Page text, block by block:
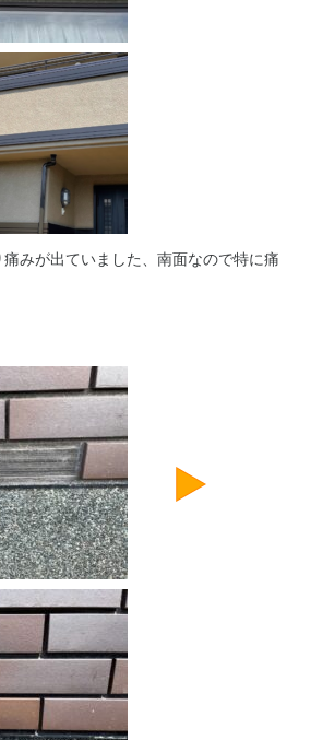
みが出ていました、南面なので特に痛